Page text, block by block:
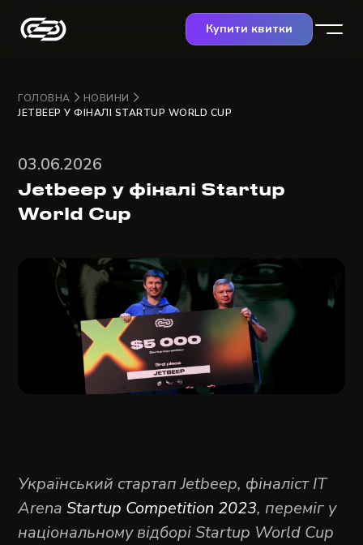
Купити квитки
ГОЛОВНА
НОВИНИ
JETBEEP У ФІНАЛІ STARTUP WORLD CUP
03.06.2026
Jetbeep у фіналі Startup
World Cup
Український стартап Jetbeep, фіналіст IT
ArenaStartup Competition 2023, переміг у
національному відборі Startup World Cup